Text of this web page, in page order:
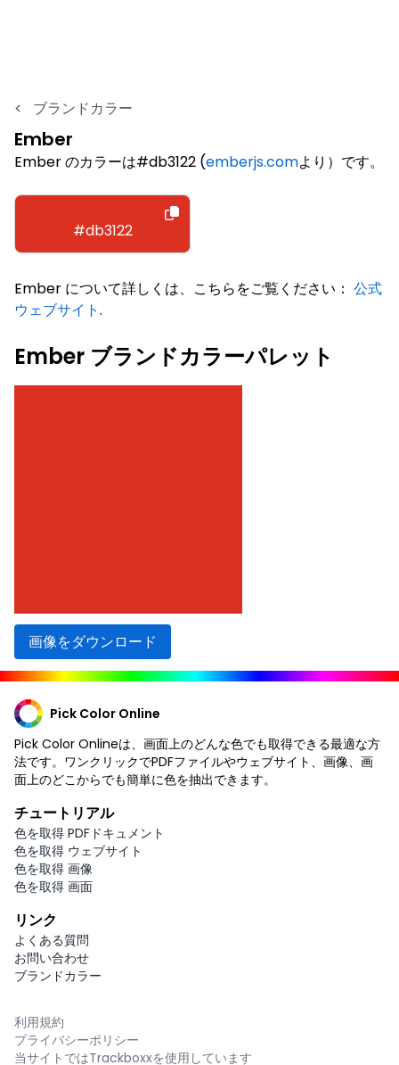
< ブランドカラー
Ember
Ember のカラーは#db3122 (emberjs.comより）です。
#db3122
Ember について詳しくは、こちらをご覧ください： 公式
ウェブサイト.
Ember ブランドカラーパレット
画像をダウンロード
Pick Color Online
Pick Color Onlineは、画面上のどんな色でも取得できる最適な方
法です。ワンクリックでPDFファイルやウェブサイト、画像、画
面上のどこからでも簡単に色を抽出できます。
チュートリアル
色を取得 PDFドキュメント
色を取得 ウェブサイト
色を取得 画像
色を取得 画面
リンク
よくある質問
お問い合わせ
ブランドカラー
利用規約
プライバシーポリシー
当サイトではTrackboxxを使用しています